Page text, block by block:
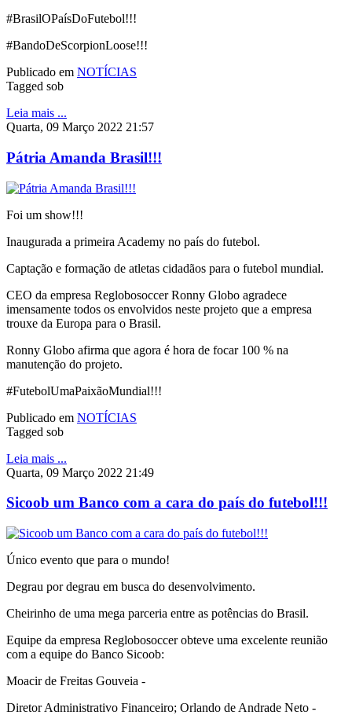
#BrasilOPaísDoFutebol!!!
#BandoDeScorpionLoose!!!
Publicado em NOTÍCIAS
Tagged sob
Leia mais ...
Quarta, 09 Março 2022 21:57
Pátria Amanda Brasil!!!
Foi um show!!!
Inaugurada a primeira Academy no país do futebol.
Captação e formação de atletas cidadãos para o futebol mundial.
CEO da empresa Reglobosoccer Ronny Globo agradece
imensamente todos os envolvidos neste projeto que a empresa
trouxe da Europa para o Brasil.
Ronny Globo afirma que agora é hora de focar 100 % na
manutenção do projeto.
#FutebolUmaPaixãoMundial!!!
Publicado em NOTÍCIAS
Tagged sob
Leia mais ...
Quarta, 09 Março 2022 21:49
Sicoob um Banco com a cara do país do futebol!!!
Único evento que para o mundo!
Degrau por degrau em busca do desenvolvimento.
Cheirinho de uma mega parceria entre as potências do Brasil.
Equipe da empresa Reglobosoccer obteve uma excelente reunião
com a equipe do Banco Sicoob:
Moacir de Freitas Gouveia -
Diretor Administrativo Financeiro; Orlando de Andrade Neto -